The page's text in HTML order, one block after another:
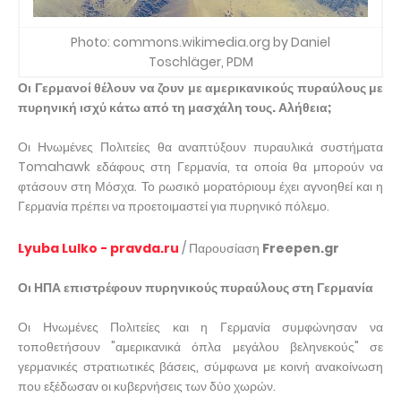
Photo: commons.wikimedia.org by Daniel
Toschläger, PDM
Οι Γερμανοί θέλουν να ζουν με αμερικανικούς πυραύλους με
πυρηνική ισχύ κάτω από τη μασχάλη τους. Αλήθεια;
Οι Ηνωμένες Πολιτείες θα αναπτύξουν πυραυλικά συστήματα
Tomahawk εδάφους στη Γερμανία, τα οποία θα μπορούν να
φτάσουν στη Μόσχα. Το ρωσικό μορατόριουμ έχει αγνοηθεί και η
Γερμανία πρέπει να προετοιμαστεί για πυρηνικό πόλεμο.
Lyuba Lulko - pravda.ru / Παρουσίαση Freepen.gr
Οι ΗΠΑ επιστρέφουν πυρηνικούς πυραύλους στη Γερμανία
Οι Ηνωμένες Πολιτείες και η Γερμανία συμφώνησαν να
τοποθετήσουν "αμερικανικά όπλα μεγάλου βεληνεκούς" σε
γερμανικές στρατιωτικές βάσεις, σύμφωνα με κοινή ανακοίνωση
που εξέδωσαν οι κυβερνήσεις των δύο χωρών.